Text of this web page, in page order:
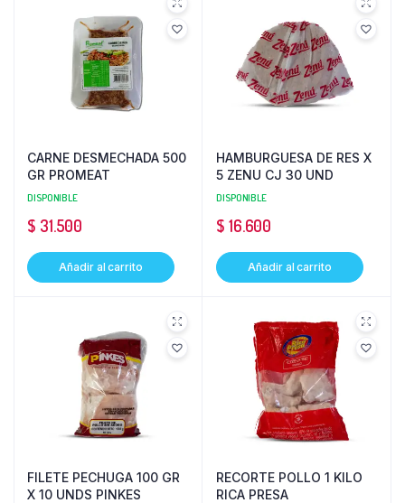
CARNE DESMECHADA 500
GR PROMEAT
DISPONIBLE
$ 31.500
Añadir al carrito
HAMBURGUESA DE RES X
5 ZENU CJ 30 UND
DISPONIBLE
$ 16.600
Añadir al carrito
FILETE PECHUGA 100 GR
X 10 UNDS PINKES
RECORTE POLLO 1 KILO
RICA PRESA